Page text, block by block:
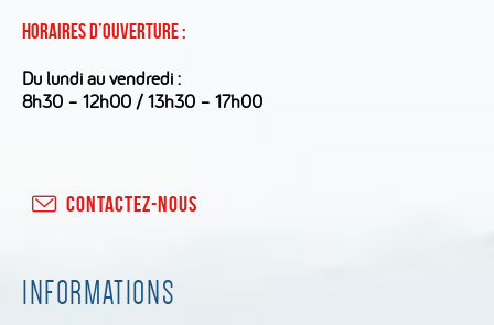
Horaires d’ouverture :
Du lundi au vendredi :
8h30 – 12h00 / 13h30 – 17h00
CONTACTEZ-NOUS
INFORMATIONS